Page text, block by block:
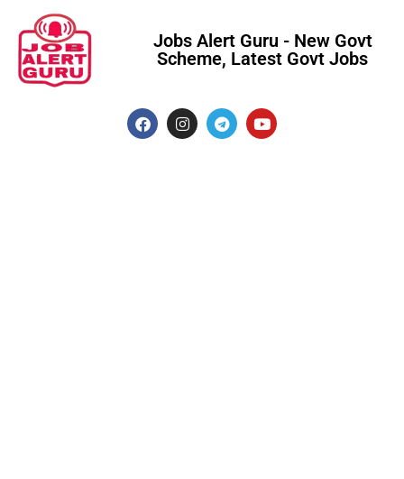
Jobs Alert Guru - New Govt
Scheme, Latest Govt Jobs